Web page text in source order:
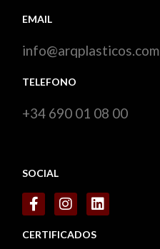
EMAIL
info@arqplasticos.com
TELEFONO
+34 690 01 08 00
SOCIAL
CERTIFICADOS